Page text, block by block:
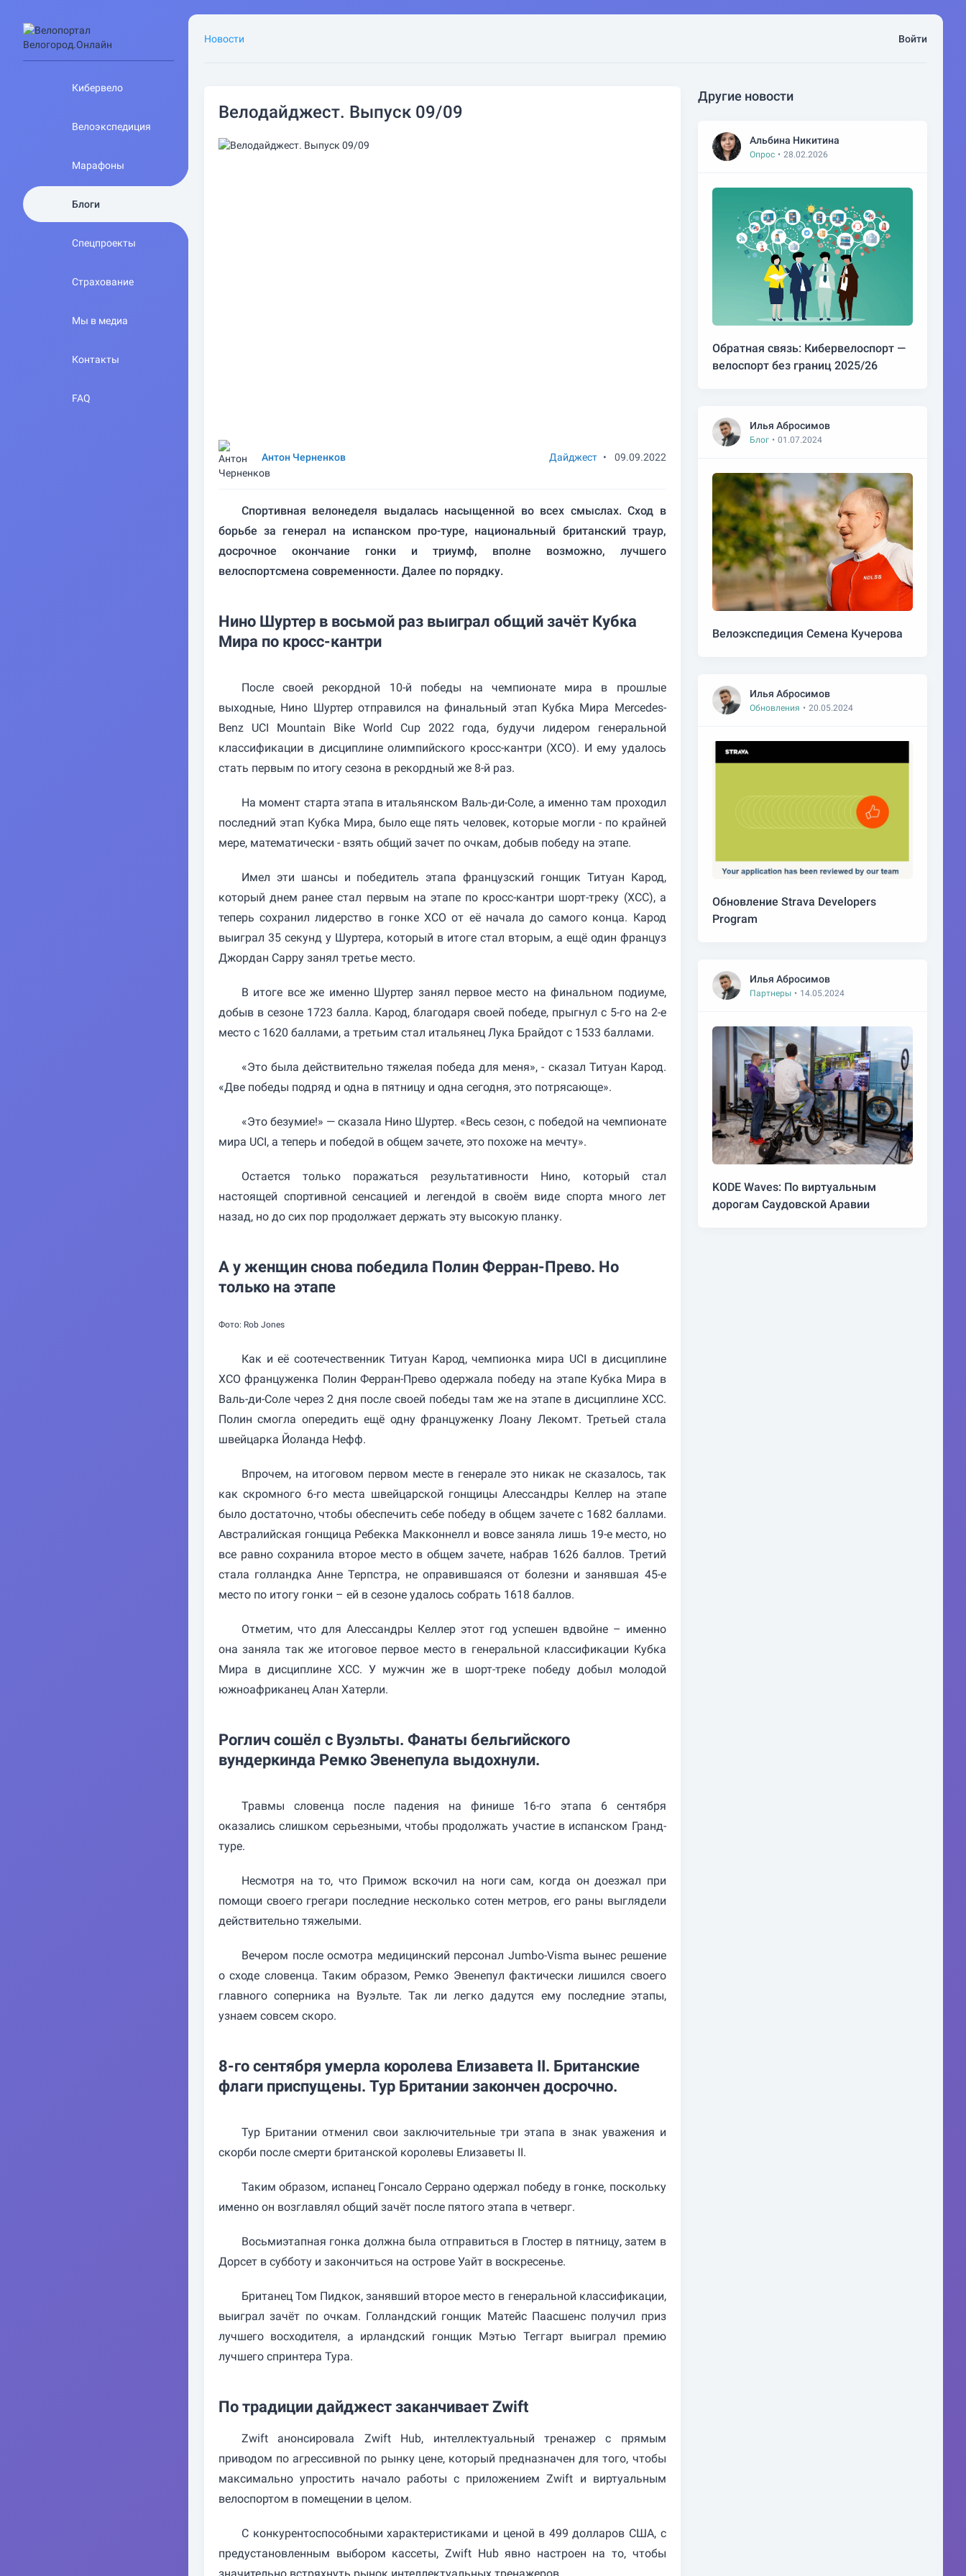
Кибервело
Велоэкспедиция
Марафоны
Блоги
Спецпроекты
Страхование
Мы в медиа
Контакты
FAQ
Новости Войти
Велодайджест. Выпуск 09/09
Антон Черненков Дайджест • 09.09.2022
Спортивная велонеделя выдалась насыщенной во всех смыслах. Сход в
борьбе за генерал на испанском про-туре, национальный британский траур,
досрочное окончание гонки и триумф, вполне возможно, лучшего
велоспортсмена современности. Далее по порядку.
Нино Шуртер в восьмой раз выиграл общий зачёт Кубка
Мира по кросс-кантри
После своей рекордной 10-й победы на чемпионате мира в прошлые
выходные, Нино Шуртер отправился на финальный этап Кубка Мира Mercedes-
Benz UCI Mountain Bike World Cup 2022 года, будучи лидером генеральной
классификации в дисциплине олимпийского кросс-кантри (XCO). И ему удалось
стать первым по итогу сезона в рекордный же 8-й раз.
На момент старта этапа в итальянском Валь-ди-Соле, а именно там проходил
последний этап Кубка Мира, было еще пять человек, которые могли - по крайней
мере, математически - взять общий зачет по очкам, добыв победу на этапе.
Имел эти шансы и победитель этапа французский гонщик Титуан Карод,
который днем ранее стал первым на этапе по кросс-кантри шорт-треку (XCC), а
теперь сохранил лидерство в гонке XCO от её начала до самого конца. Карод
выиграл 35 секунд у Шуртера, который в итоге стал вторым, а ещё один француз
Джордан Сарру занял третье место.
В итоге все же именно Шуртер занял первое место на финальном подиуме,
добыв в сезоне 1723 балла. Карод, благодаря своей победе, прыгнул с 5-го на 2-е
место с 1620 баллами, а третьим стал итальянец Лука Брайдот с 1533 баллами.
«Это была действительно тяжелая победа для меня», - сказал Титуан Карод.
«Две победы подряд и одна в пятницу и одна сегодня, это потрясающе».
«Это безумие!» — сказала Нино Шуртер. «Весь сезон, с победой на чемпионате
мира UCI, а теперь и победой в общем зачете, это похоже на мечту».
Остается только поражаться результативности Нино, который стал
настоящей спортивной сенсацией и легендой в своём виде спорта много лет
назад, но до сих пор продолжает держать эту высокую планку.
А у женщин снова победила Полин Ферран-Прево. Но
только на этапе
Фото: Rob Jones
Как и её соотечественник Титуан Карод, чемпионка мира UCI в дисциплине
XCO француженка Полин Ферран-Прево одержала победу на этапе Кубка Мира в
Валь-ди-Соле через 2 дня после своей победы там же на этапе в дисциплине XCC.
Полин смогла опередить ещё одну француженку Лоану Лекомт. Третьей стала
швейцарка Йоланда Нефф.
Впрочем, на итоговом первом месте в генерале это никак не сказалось, так
как скромного 6-го места швейцарской гонщицы Алессандры Келлер на этапе
было достаточно, чтобы обеспечить себе победу в общем зачете с 1682 баллами.
Австралийская гонщица Ребекка Макконнелл и вовсе заняла лишь 19-е место, но
все равно сохранила второе место в общем зачете, набрав 1626 баллов. Третий
стала голландка Анне Терпстра, не оправившаяся от болезни и занявшая 45-е
место по итогу гонки – ей в сезоне удалось собрать 1618 баллов.
Отметим, что для Алессандры Келлер этот год успешен вдвойне – именно
она заняла так же итоговое первое место в генеральной классификации Кубка
Мира в дисциплине XCC. У мужчин же в шорт-треке победу добыл молодой
южноафриканец Алан Хатерли.
Роглич сошёл с Вуэльты. Фанаты бельгийского
вундеркинда Ремко Эвенепула выдохнули.
Травмы словенца после падения на финише 16-го этапа 6 сентября
оказались слишком серьезными, чтобы продолжать участие в испанском Гранд-
туре.
Несмотря на то, что Примож вскочил на ноги сам, когда он доезжал при
помощи своего грегари последние несколько сотен метров, его раны выглядели
действительно тяжелыми.
Вечером после осмотра медицинский персонал Jumbo-Visma вынес решение
о сходе словенца. Таким образом, Ремко Эвенепул фактически лишился своего
главного соперника на Вуэльте. Так ли легко дадутся ему последние этапы,
узнаем совсем скоро.
8-го сентября умерла королева Елизавета II. Британские
флаги приспущены. Тур Британии закончен досрочно.
Тур Британии отменил свои заключительные три этапа в знак уважения и
скорби после смерти британской королевы Елизаветы II.
Таким образом, испанец Гонсало Серрано одержал победу в гонке, поскольку
именно он возглавлял общий зачёт после пятого этапа в четверг.
Восьмиэтапная гонка должна была отправиться в Глостер в пятницу, затем в
Дорсет в субботу и закончиться на острове Уайт в воскресенье.
Британец Том Пидкок, занявший второе место в генеральной классификации,
выиграл зачёт по очкам. Голландский гонщик Матейс Паасшенс получил приз
лучшего восходителя, а ирландский гонщик Мэтью Теггарт выиграл премию
лучшего спринтера Тура.
По традиции дайджест заканчивает Zwift
Zwift анонсировала Zwift Hub, интеллектуальный тренажер с прямым
приводом по агрессивной по рынку цене, который предназначен для того, чтобы
максимально упростить начало работы с приложением Zwift и виртуальным
велоспортом в помещении в целом.
С конкурентоспособными характеристиками и ценой в 499 долларов США, с
предустановленным выбором кассеты, Zwift Hub явно настроен на то, чтобы
Другие новости
Альбина Никитина
Опрос • 28.02.2026
Обратная связь: Кибервелоспорт —
велоспорт без границ 2025/26
Илья Абросимов
Блог • 01.07.2024
Велоэкспедиция Семена Кучерова
Илья Абросимов
Обновления • 20.05.2024
Обновление Strava Developers
Program
Илья Абросимов
Партнеры • 14.05.2024
KODE Waves: По виртуальным
дорогам Саудовской Аравии